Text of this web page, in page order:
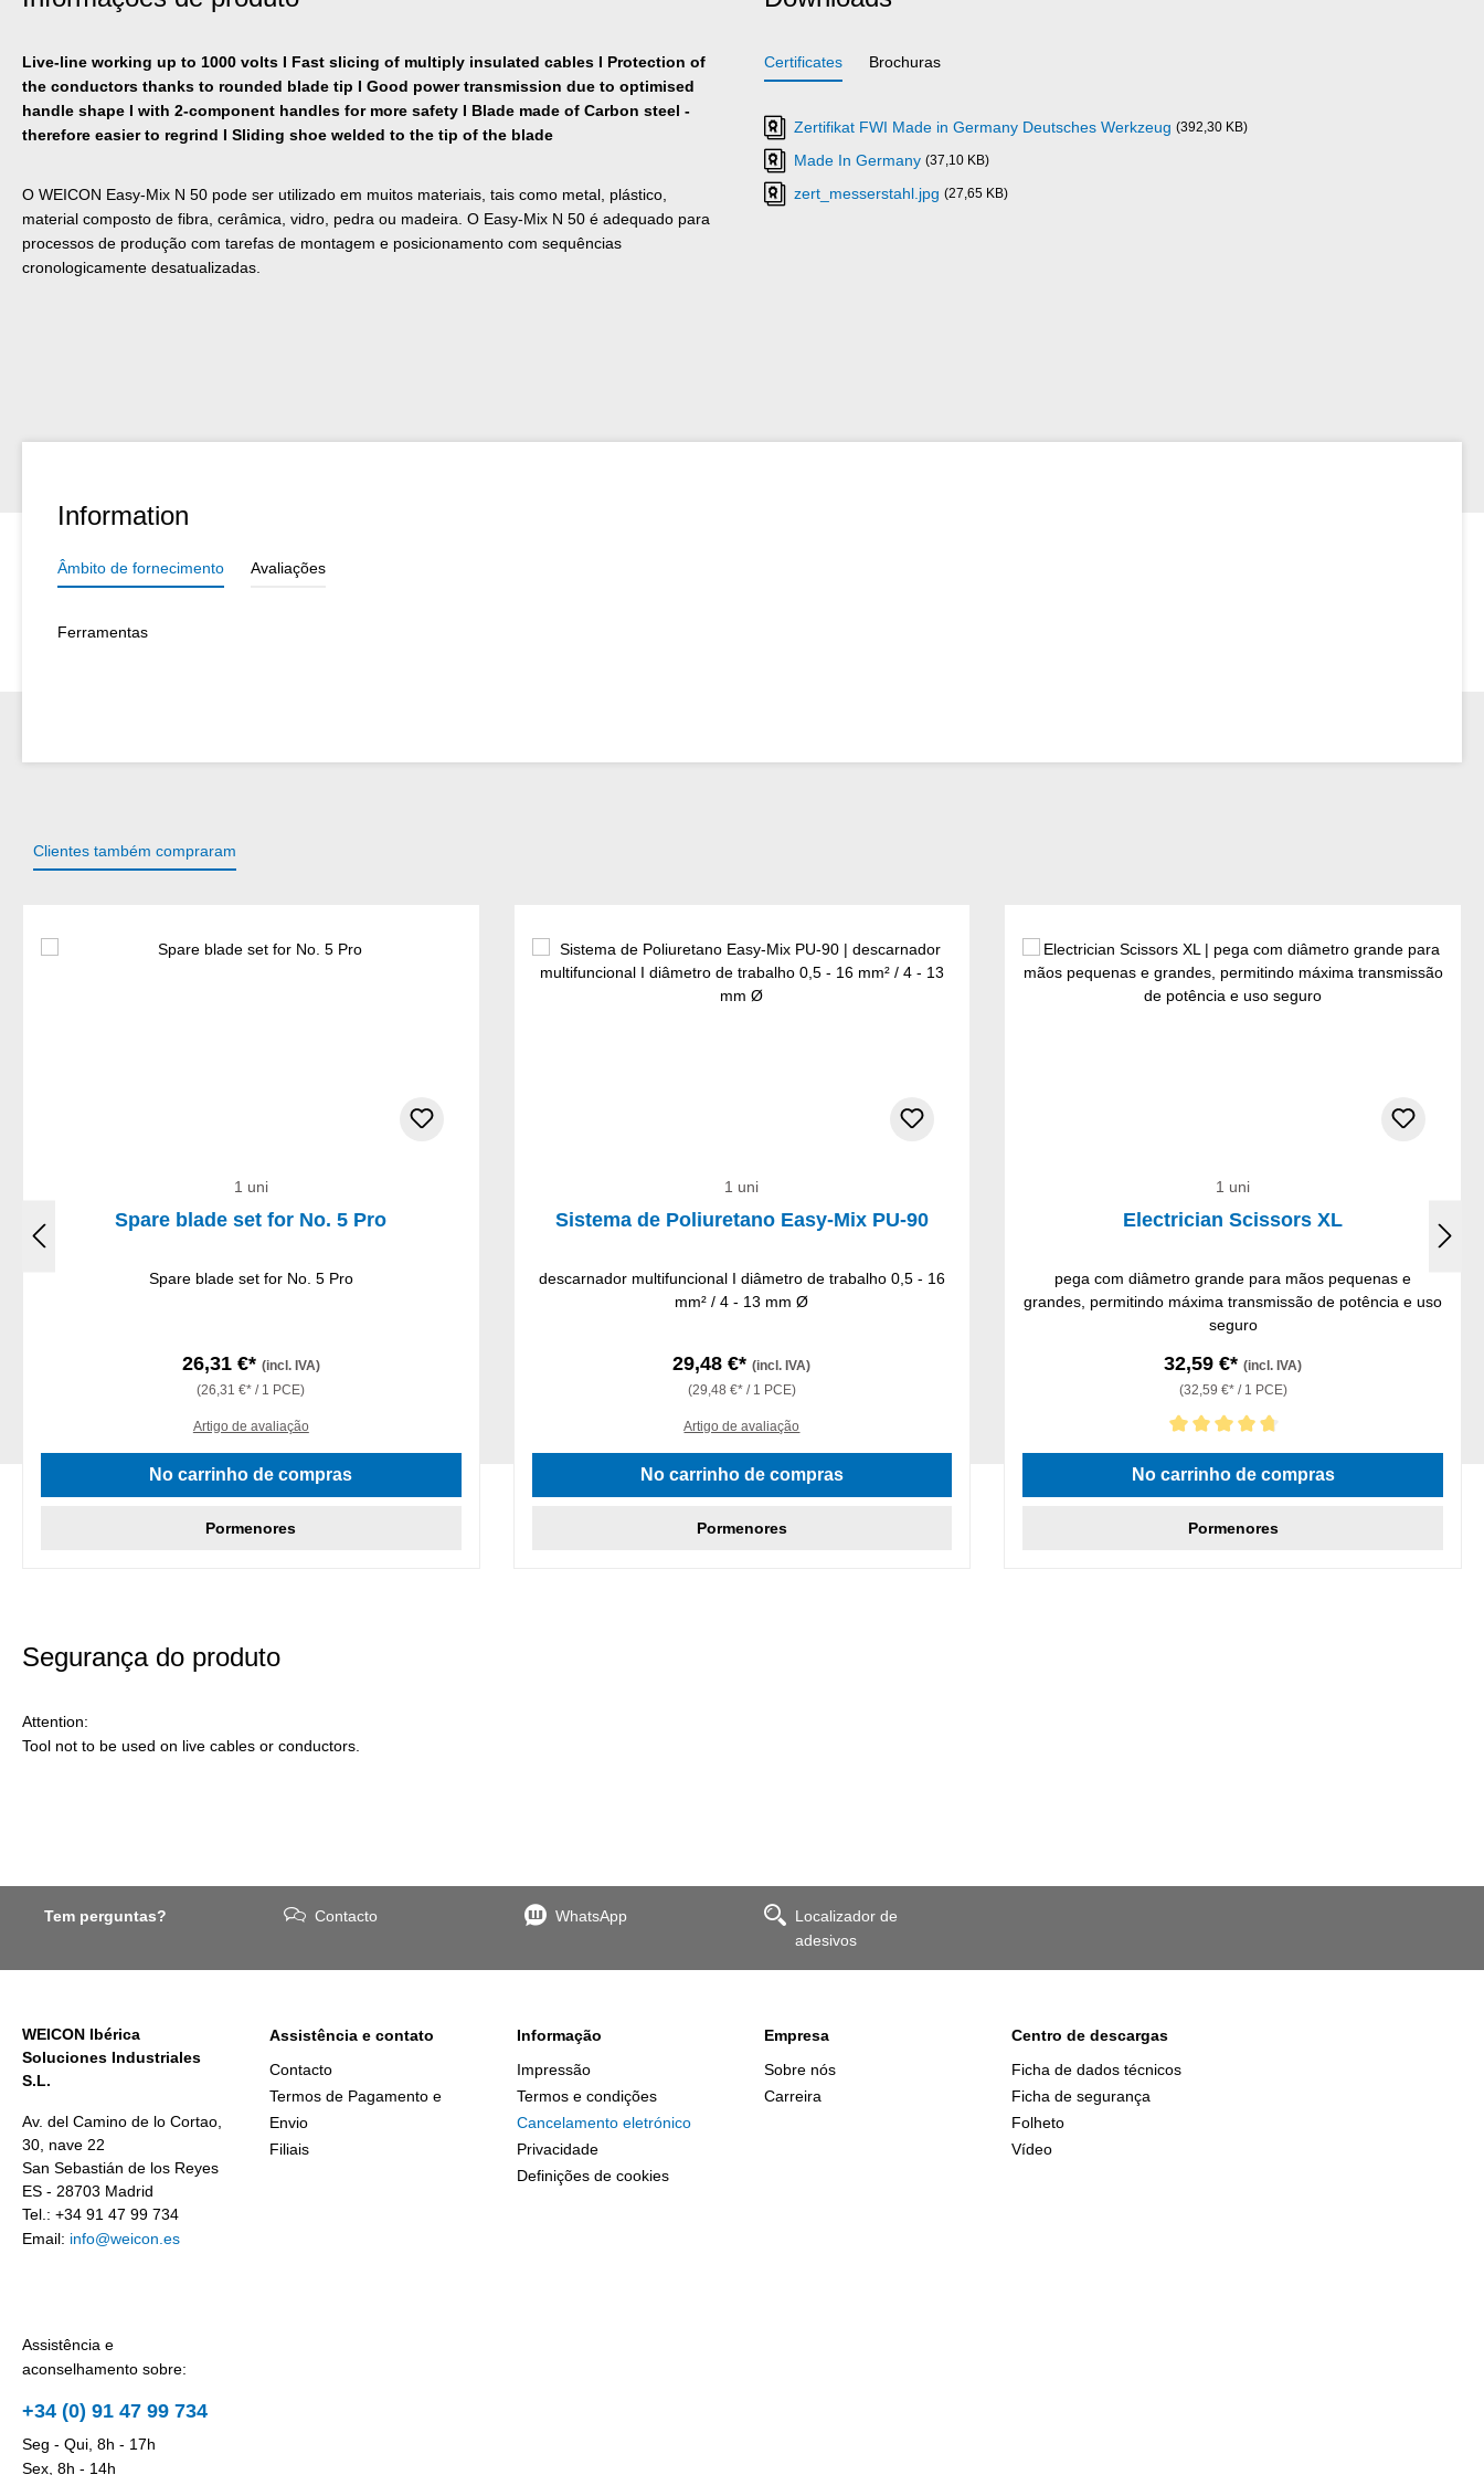
Live-line working up to 1000 volts I Fast slicing of multiply insulated cables I Protection of
the conductors thanks to rounded blade tip I Good power transmission due to optimised
handle shape I with 2-component handles for more safety I Blade made of Carbon steel -
therefore easier to regrind I Sliding shoe welded to the tip of the blade
O WEICON Easy-Mix N 50 pode ser utilizado em muitos materiais, tais como metal, plástico,
material composto de fibra, cerâmica, vidro, pedra ou madeira. O Easy-Mix N 50 é adequado para
processos de produção com tarefas de montagem e posicionamento com sequências
cronologicamente desatualizadas.
Certificates Brochuras
Zertifikat FWI Made in Germany Deutsches Werkzeug (392,30 KB)
Made In Germany (37,10 KB)
zert_messerstahl.jpg (27,65 KB)
Information
Âmbito de fornecimento Avaliações
Ferramentas
Clientes também compraram
1 uni
Spare blade set for No. 5 Pro
Spare blade set for No. 5 Pro
26,31 €* (incl. IVA)
(26,31 €* / 1 PCE)
Artigo de avaliação
No carrinho de compras
Pormenores
1 uni
Sistema de Poliuretano Easy-Mix PU-90
descarnador multifuncional I diâmetro de trabalho 0,5 - 16
mm² / 4 - 13 mm Ø
29,48 €*(incl. IVA)
(29,48 €* / 1 PCE)
Artigo de avaliação
No carrinho de compras
Pormenores
1 uni
Electrician Scissors XL
pega com diâmetro grande para mãos pequenas e
grandes, permitindo máxima transmissão de potência e uso
seguro
32,59 €*(incl. IVA)
(32,59 €* / 1 PCE)
Classificação média de 4.75 de 5 estrelas
No carrinho de compras
Pormenores
Segurança do produto
Attention:
Tool not to be used on live cables or conductors.
Tem perguntas? Contacto WhatsApp
Localizador de
adesivos
WEICON Ibérica
Soluciones Industriales
S.L.
Av. del Camino de lo Cortao,
30, nave 22
San Sebastián de los Reyes
ES - 28703 Madrid
Tel.: +34 91 47 99 734
Email: info@weicon.es
Assistência e
aconselhamento sobre:
+34 (0) 91 47 99 734
Seg - Qui, 8h - 17h
Sex, 8h - 14h
Assistência e contato
Contacto
Termos de Pagamento e
Envio
Filiais
Informação
Impressão
Termos e condições
Cancelamento eletrónico
Privacidade
Definições de cookies
Empresa
Sobre nós
Carreira
Centro de descargas
Ficha de dados técnicos
Ficha de segurança
Folheto
Vídeo